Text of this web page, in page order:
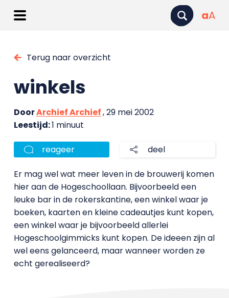
aA
Terug naar overzicht
winkels
DoorArchief Archief, 29 mei 2002
Leestijd:1 minuut
reageer deel
Er mag wel wat meer leven in de brouwerij komen
hier aan de Hogeschoollaan. Bijvoorbeeld een
leuke bar in de rokerskantine, een winkel waar je
boeken, kaarten en kleine cadeautjes kunt kopen,
een winkel waar je bijvoorbeeld allerlei
Hogeschoolgimmicks kunt kopen. De ideeen zijn al
wel eens gelanceerd, maar wanneer worden ze
echt gerealiseerd?